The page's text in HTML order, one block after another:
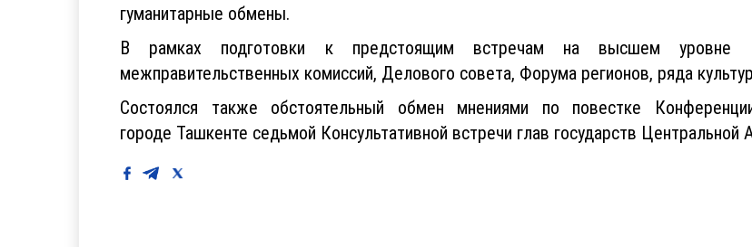
гуманитарные обмены.
В рамках подготовки к предстоящим встречам на высшем уровне
межправительственных комиссий, Делового совета, Форума регионов, ряда
Состоялся также обстоятельный обмен мнениями по повестке
городе Ташкенте седьмой Консультативной встречи глав государств Центральной